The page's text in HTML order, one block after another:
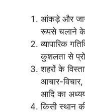
आंकड़े और
रूपसे चलाने के
व्यापारिक
कुशलता से
शहरों के
आचार-
आदि का
किसी स्थान